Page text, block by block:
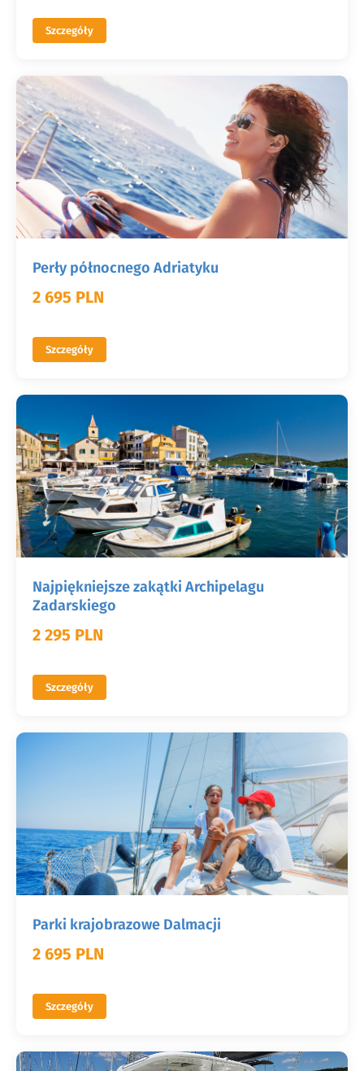
Szczegóły
Perły północnego Adriatyku
2 695 PLN
Szczegóły
Najpiękniejsze zakątki Archipelagu
Zadarskiego
2 295 PLN
Szczegóły
Parki krajobrazowe Dalmacji
2 695 PLN
Szczegóły